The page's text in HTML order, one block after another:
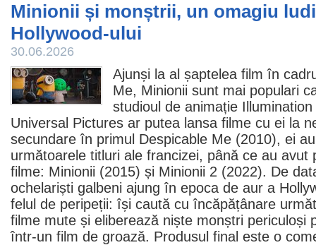
Minionii și monștrii, un omagiu
Hollywood-ului
30.06.2026
Ajunși la al șaptelea film în
Me, Minionii sunt mai populari
studioul de animație
Universal Pictures ar putea lansa filme cu ei la
secundare în primul Despicable Me (2010), ei
următoarele titluri ale francizei, până ce au avut
filme: Minionii (2015) și Minionii 2 (2022). De
ochelariști galbeni ajung în epoca de aur a
felul de peripeții: își caută cu încăpățânare
filme mute și eliberează niște monștri periculoși
într-un film de groază. Produsul final este o